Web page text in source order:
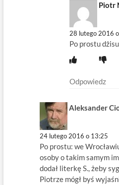
Piotr
28 lutego 2016
Po prostu
Odpowiedz
Aleksander
24 lutego 2016 o 13:25
Po prostu: we
osoby o takim samym
dodał literkę S., żeby
Piotrze mógł byś